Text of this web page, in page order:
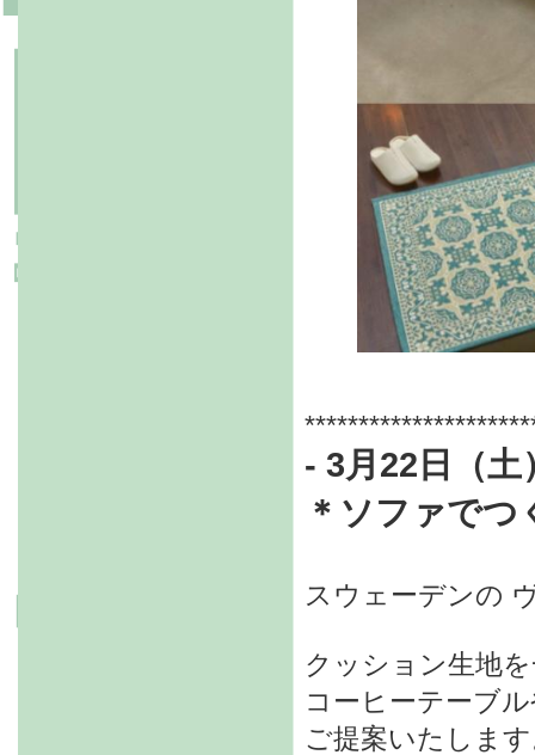
- 3月22日（土
＊ ソファでつ
スウェーデンの
クッション生地
コーヒーテーブ
ご提案いたしま